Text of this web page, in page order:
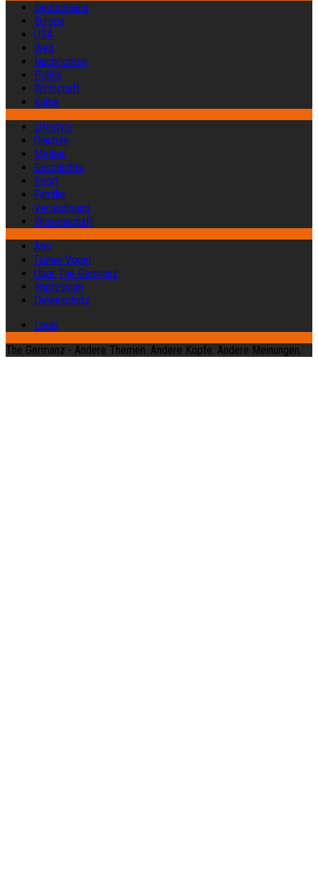
Deutschland
Europa
USA
Welt
Nachrichten
Politik
Wirtschaft
Kultur
Lifestyle
Glauben
Medien
Geschichte
Sport
Familie
Verteidigung
Wissenschaft
Abo
Früher Vogel
Über The Germanz
Impressum
Datenschutz
Login
The Germanz - Andere Themen. Andere Köpfe. Andere Meinungen.